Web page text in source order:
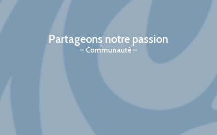
Partageons notre passion
Communauté